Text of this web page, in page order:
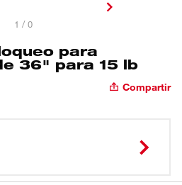
1 / 0
para
36" para 15 lb
Compartir